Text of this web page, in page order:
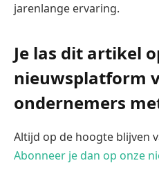
jarenlange ervaring.
Je las dit artikel
nieuwsplatform
ondernemers
Altijd op de hoogte blijven
Abonneer je dan op onze